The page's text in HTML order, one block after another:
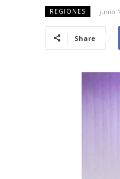
REGIONES junio
Share